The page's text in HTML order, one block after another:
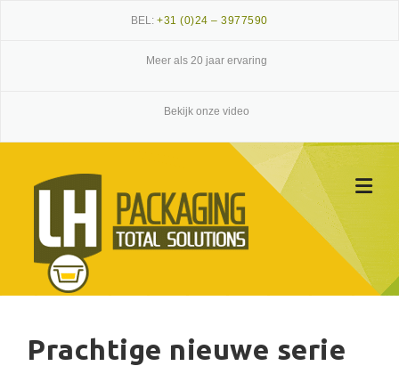
BEL:+31 (0)24 – 3977590
Meer als 20 jaar ervaring
Bekijk onze video
Prachtige nieuwe serie